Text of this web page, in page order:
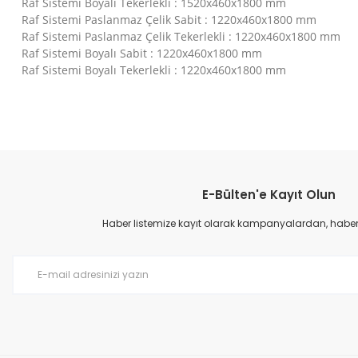
Raf Sistemi Paslanmaz Çelik Sabit : 1220x460x1800 mm
Raf Sistemi Paslanmaz Çelik Tekerlekli : 1220x460x1800 mm
Raf Sistemi Boyalı Sabit : 1220x460x1800 mm
Raf Sistemi Boyalı Tekerlekli : 1220x460x1800 mm
Ürün resmi kalitesiz, bozuk veya görüntülenemiyor.
Ürün açıklamasında eksik bilgiler bulunuyor.
E-Bülten'e Kayıt Olun
Haber listemize kayıt olarak kampanyalardan,